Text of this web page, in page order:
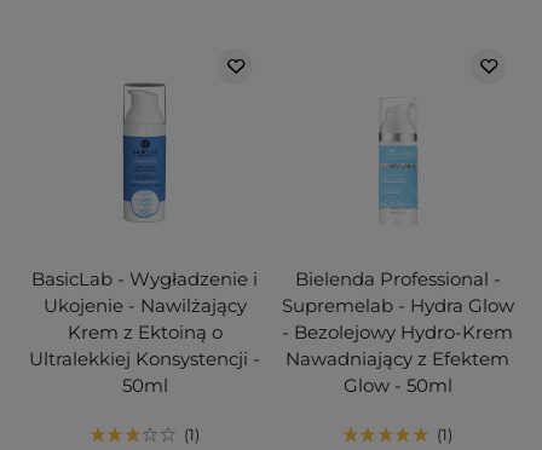
BasicLab - Wygładzenie i
Ukojenie - Nawilżający
Krem z Ektoiną o
Ultralekkiej Konsystencji -
50ml
1
Bielenda Professional -
Supremelab - Hydra Glow
- Bezolejowy Hydro-Krem
Nawadniający z Efektem
Glow - 50ml
1